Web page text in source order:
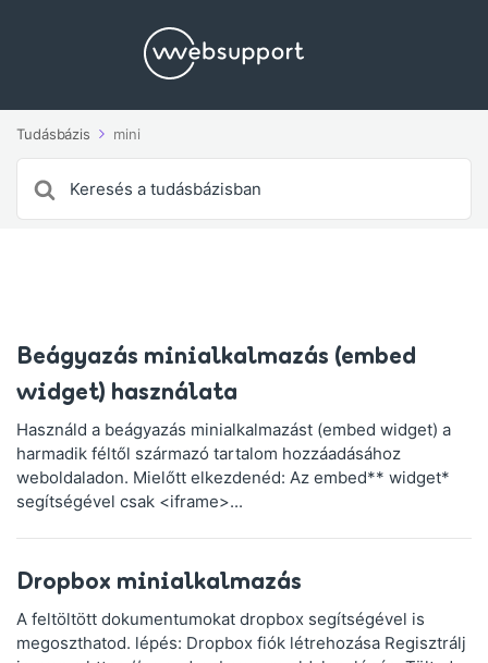
Tudásbázis mini
For
Beágyazás minialkalmazás (embed
widget) használata
Használd a beágyazás minialkalmazást (embed widget) a
harmadik féltől származó tartalom hozzáadásához
weboldaladon. Mielőtt elkezdenéd: Az embed** widget*
segítségével csak <iframe>...
Dropbox minialkalmazás
A feltöltött dokumentumokat dropbox segítségével is
megoszthatod. lépés: Dropbox fiók létrehozása Regisztrálj